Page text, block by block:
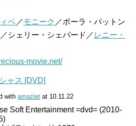
ベ／モニーク ／ポーラ・パットン
／シェリー・シェパード／ レニー・
movie.net/
ャス [DVD]
with amazlet at 10.11.22
Soft Entertainment =dvd= (2010-